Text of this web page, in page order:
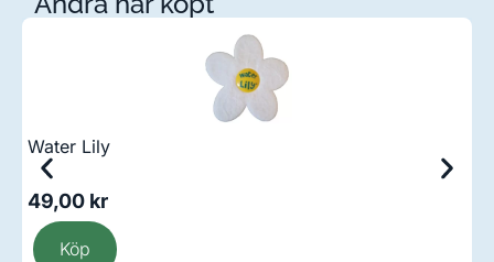
Water Lily
49,00 kr
Köp